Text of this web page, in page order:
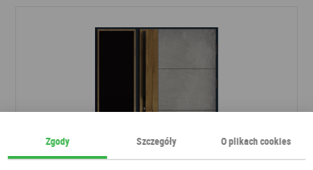
Zgody Szczegóły O plikach cookies